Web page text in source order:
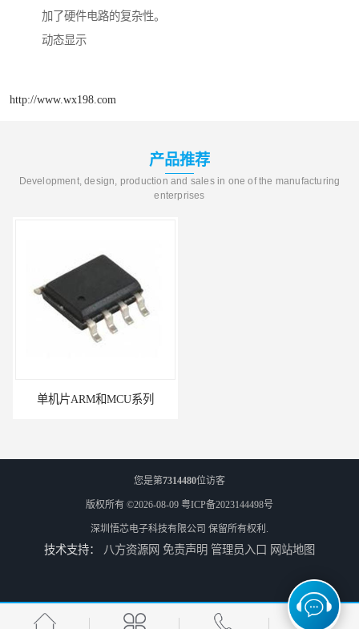
加了硬件电路的复杂性。
动态显示
http://www.wx198.com
产品推荐
Development, design, production and sales in one of the manufacturing
enterprises
单机片ARM和MCU系列
PN8161电源ic的作用 电源芯片ic
您是第7314480位访客
版权所有 ©2026-08-09 粤ICP备2023144498号
深圳悟芯电子科技有限公司 保留所有权利.
技术支持： 八方资源网 免责声明 管理员入口 网站地图